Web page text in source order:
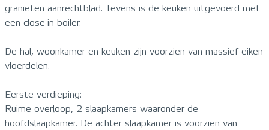
granieten aanrechtblad. Tevens is de keuken uitgevoerd met
een close-in boiler.
De hal, woonkamer en keuken zijn voorzien van massief eiken
vloerdelen.
Eerste verdieping:
Ruime overloop, 2 slaapkamers waaronder de
hoofdslaapkamer. De achter slaapkamer is voorzien van